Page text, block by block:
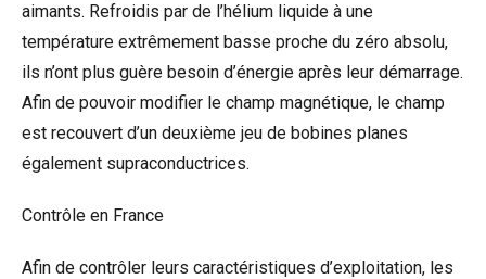
aimants. Refroidis par de l’hélium liquide à une
température extrêmement basse proche du zéro absolu,
ils n’ont plus guère besoin d’énergie après leur démarrage.
Afin de pouvoir modifier le champ magnétique, le champ
est recouvert d’un deuxième jeu de bobines planes
également supraconductrices.
Contrôle en France
Afin de contrôler leurs caractéristiques d’exploitation, les